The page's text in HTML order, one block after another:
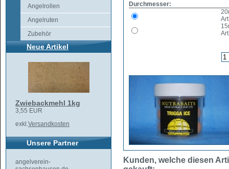
Angelrollen
Angelruten
Zubehör
Neue Artikel
Zwiebackmehl 1kg
3,55 EUR
exkl.Versandkosten
Unsere Partner
angelverein-
Durchmesser:
Kunden, welche diesen